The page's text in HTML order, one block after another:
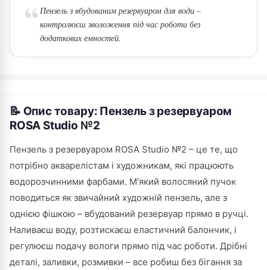
Пензель з вбудованим резервуаром для води –
контролюєш зволоження під час роботи без
додаткових емностей.
📝 Опис товару: Пензель з резервуаром
ROSA Studio №2
Пензель з резервуаром ROSA Studio №2 – це те, що
потрібно акварелістам і художникам, які працюють
водорозчинними фарбами. М'який волосяний пучок
поводиться як звичайний художній пензель, але з
однією фішкою – вбудований резервуар прямо в ручці.
Наливаєш воду, розтискаєш еластичний балончик, і
регулюєш подачу вологи прямо під час роботи. Дрібні
деталі, заливки, розмивки – все робиш без бігання за